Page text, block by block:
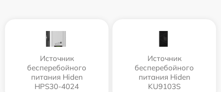
Источник
бесперебойного
питания Hiden
HPS30-4024
Источник
бесперебойного
питания Hiden
KU9103S